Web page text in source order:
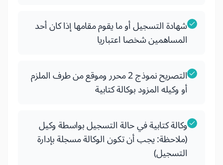
شهادة التسجيل أو ما يقوم مقامها إذا كان أحد
المساهمين شخصا اعتباريا
التصريح نموذج 2 محرر وموقع من طرف الملزم
أو وكيله المزود بوكالة كتابية
وكالة كتابية في حالة التسجيل بواسطة وكيل
(ملاحظة: يجب أن تكون الوكالة مسجلة بإدارة
التسجيل)